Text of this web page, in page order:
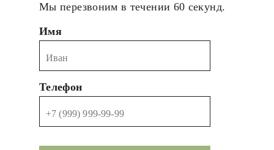
Мы перезвоним в течении 60 секунд.
Имя
Телефон